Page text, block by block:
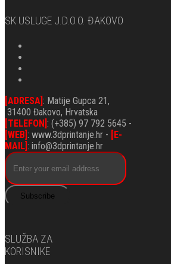
SK USLUGE J.d.o.o. ĐAKOVO
[ADRESA] : Matije Gupca 21,
31400 Đakovo, Hrvatska
[TELEFON] : (+385) 97 792 5645 -
[WEB] : www.3dprintanje.hr -
[E-
MAIL] : info@3dprintanje.hr
Subscribe
SLUŽBA ZA
KORISNIKE